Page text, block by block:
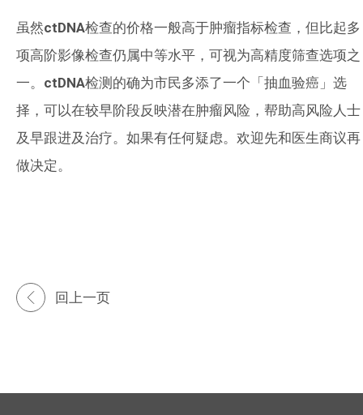
虽然ctDNA检查的价格一般高于肿瘤指标检查，但比起多
项高阶影像检查仍属中等水平，可视为高精度筛查选项之
一。 ctDNA检测的确为市民多添了一个「抽血验癌」选
择，可以在较早阶段反映潜在肿瘤风险，帮助高风险人士
及早跟进及治疗。如果有任何疑虑。欢迎先和医生商议再
做决定。
回上一页